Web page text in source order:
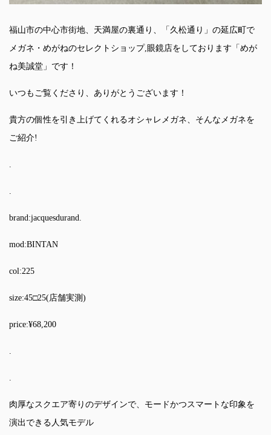
福山市の中心市街地、天満屋の裏通り、「久松通り」の延広町で
メガネ・めがねのセレクトショップ,眼鏡店をしております「めが
ね美誠堂」です！
いつもご覧くださり、ありがとうございます！
貴方の個性を引き上げてくれるオシャレメガネ、そんなメガネを
ご紹介!
.
.
brand:jacquesdurand.
mod:BINTAN
col:225
size:45□25(店舗実測)
price:¥68,200
.
.
肉厚なスクエア寄りのデザインで、モードかつスマートな印象を
演出できる人気モデル